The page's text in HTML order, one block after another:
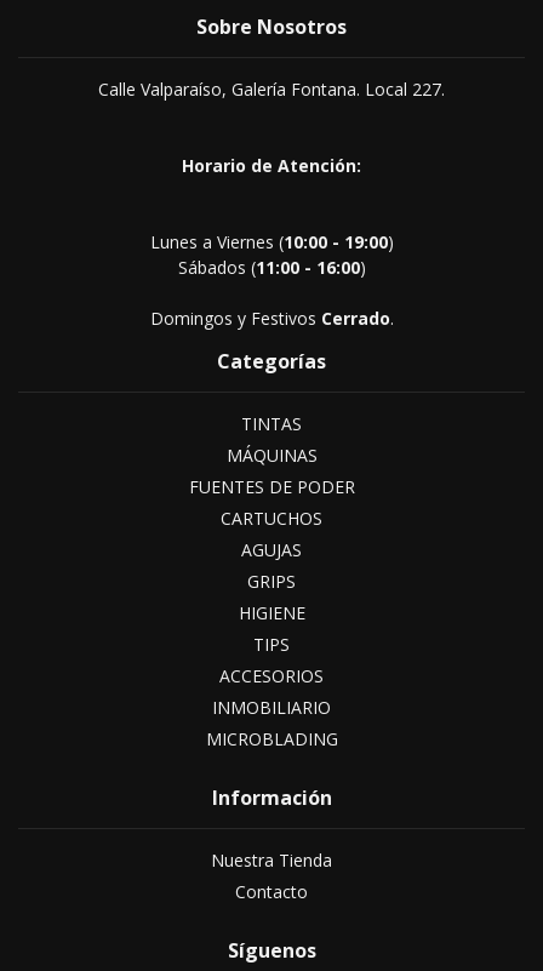
Sobre Nosotros
Calle Valparaíso, Galería Fontana. Local 227.
Horario de Atención:
Lunes a Viernes (10:00 - 19:00)
Sábados (11:00 - 16:00)
Domingos y Festivos Cerrado.
Categorías
TINTAS
MÁQUINAS
FUENTES DE PODER
CARTUCHOS
AGUJAS
GRIPS
HIGIENE
TIPS
ACCESORIOS
INMOBILIARIO
MICROBLADING
Información
Nuestra Tienda
Contacto
Síguenos